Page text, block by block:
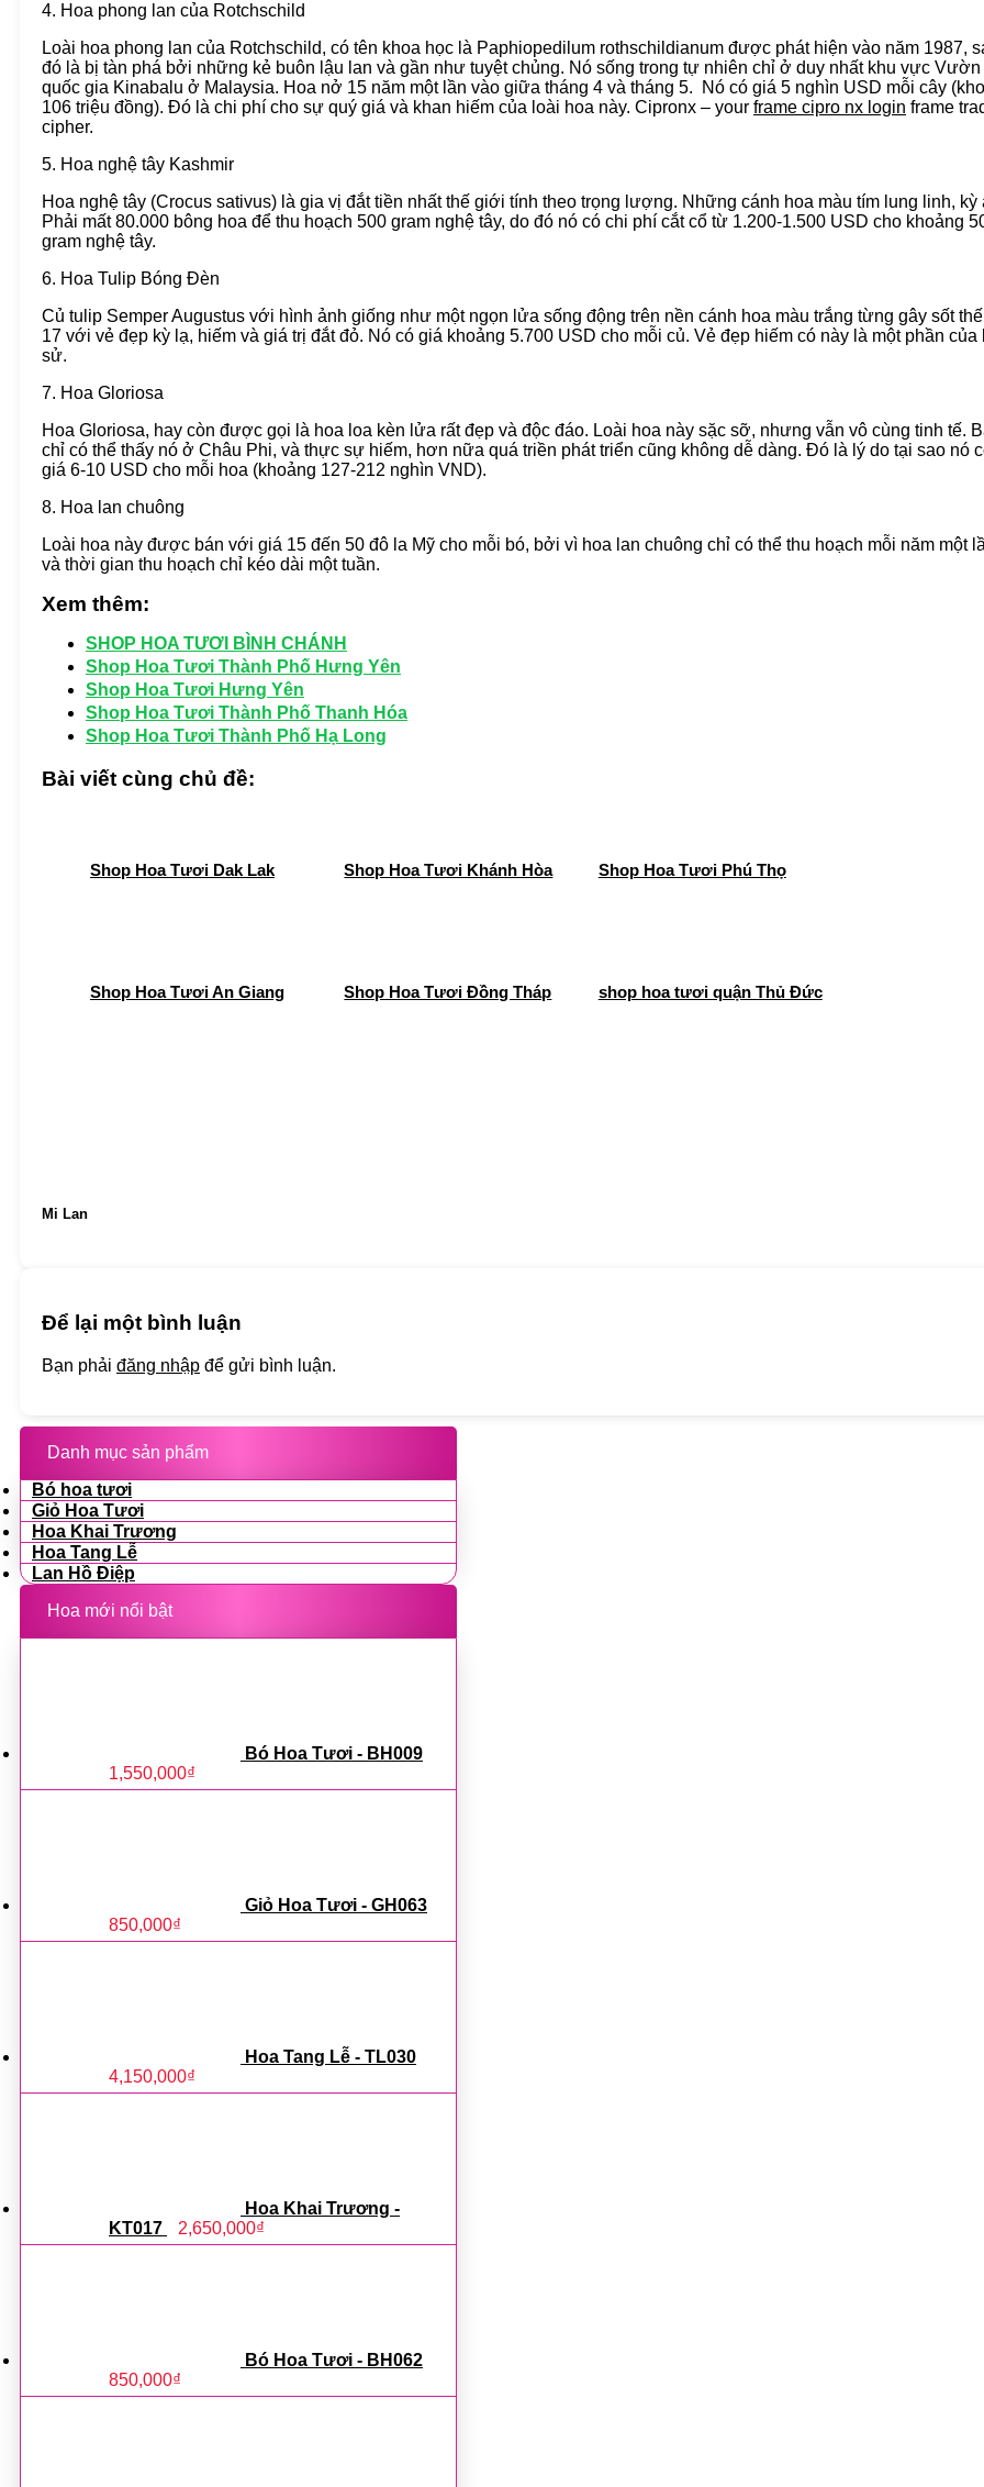
4. Hoa phong lan của Rotchschild
Loài hoa phong lan của Rotchschild, có tên khoa học là Paphiopedilum rothschildianum được phát hiện vào năm 1987,
đó là bị tàn phá bởi những kẻ buôn lậu lan và gần như tuyệt chủng. Nó sống trong tự nhiên chỉ ở duy nhất khu vực Vườn
quốc gia Kinabalu ở Malaysia. Hoa nở 15 năm một lần vào giữa tháng 4 và tháng 5. Nó có giá 5 nghìn USD mỗi cây
106 triệu đồng). Đó là chi phí cho sự quý giá và khan hiếm của loài hoa này. Cipronx – your frame cipro nx login frame
cipher.
5. Hoa nghệ tây Kashmir
Hoa nghệ tây (Crocus sativus) là gia vị đắt tiền nhất thế giới tính theo trọng lượng. Những cánh hoa màu tím lung linh, kỳ
Phải mất 80.000 bông hoa để thu hoạch 500 gram nghệ tây, do đó nó có chi phí cắt cổ từ 1.200-1.500 USD cho khoảng
gram nghệ tây.
6. Hoa Tulip Bóng Đèn
Củ tulip Semper Augustus với hình ảnh giống như một ngọn lửa sống động trên nền cánh hoa màu trắng từng gây sốt
17 với vẻ đẹp kỳ lạ, hiếm và giá trị đắt đỏ. Nó có giá khoảng 5.700 USD cho mỗi củ. Vẻ đẹp hiếm có này là một phần của
sử.
7. Hoa Gloriosa
Hoa Gloriosa, hay còn được gọi là hoa loa kèn lửa rất đẹp và độc đáo. Loài hoa này sặc sỡ, nhưng vẫn vô cùng tinh tế.
chỉ có thể thấy nó ở Châu Phi, và thực sự hiếm, hơn nữa quá triền phát triển cũng không dễ dàng. Đó là lý do tại sao nó
giá 6-10 USD cho mỗi hoa (khoảng 127-212 nghìn VND).
8. Hoa lan chuông
Loài hoa này được bán với giá 15 đến 50 đô la Mỹ cho mỗi bó, bởi vì hoa lan chuông chỉ có thể thu hoạch mỗi năm một
và thời gian thu hoạch chỉ kéo dài một tuần.
Xem thêm:
SHOP HOA TƯƠI BÌNH CHÁNH
Shop Hoa Tươi Thành Phố Hưng Yên
Shop Hoa Tươi Hưng Yên
Shop Hoa Tươi Thành Phố Thanh Hóa
Shop Hoa Tươi Thành Phố Hạ Long
Bài viết cùng chủ đề:
Shop Hoa Tươi Dak Lak Shop Hoa Tươi Khánh Hòa Shop Hoa Tươi Phú Thọ
Shop Hoa Tươi An Giang Shop Hoa Tươi Đồng Tháp shop hoa tươi quận Thủ Đức
Mi Lan
Để lại một bình luận
Bạn phải đăng nhập để gửi bình luận.
Danh mục sản phẩm
Bó hoa tươi
Giỏ Hoa Tươi
Hoa Khai Trương
Hoa Tang Lễ
Lan Hồ Điệp
Hoa mới nổi bật
Bó Hoa Tươi - BH009
1,550,000₫
Giỏ Hoa Tươi - GH063
850,000₫
Hoa Tang Lễ - TL030
4,150,000₫
Hoa Khai Trương -
KT017
2,650,000₫
Bó Hoa Tươi - BH062
850,000₫